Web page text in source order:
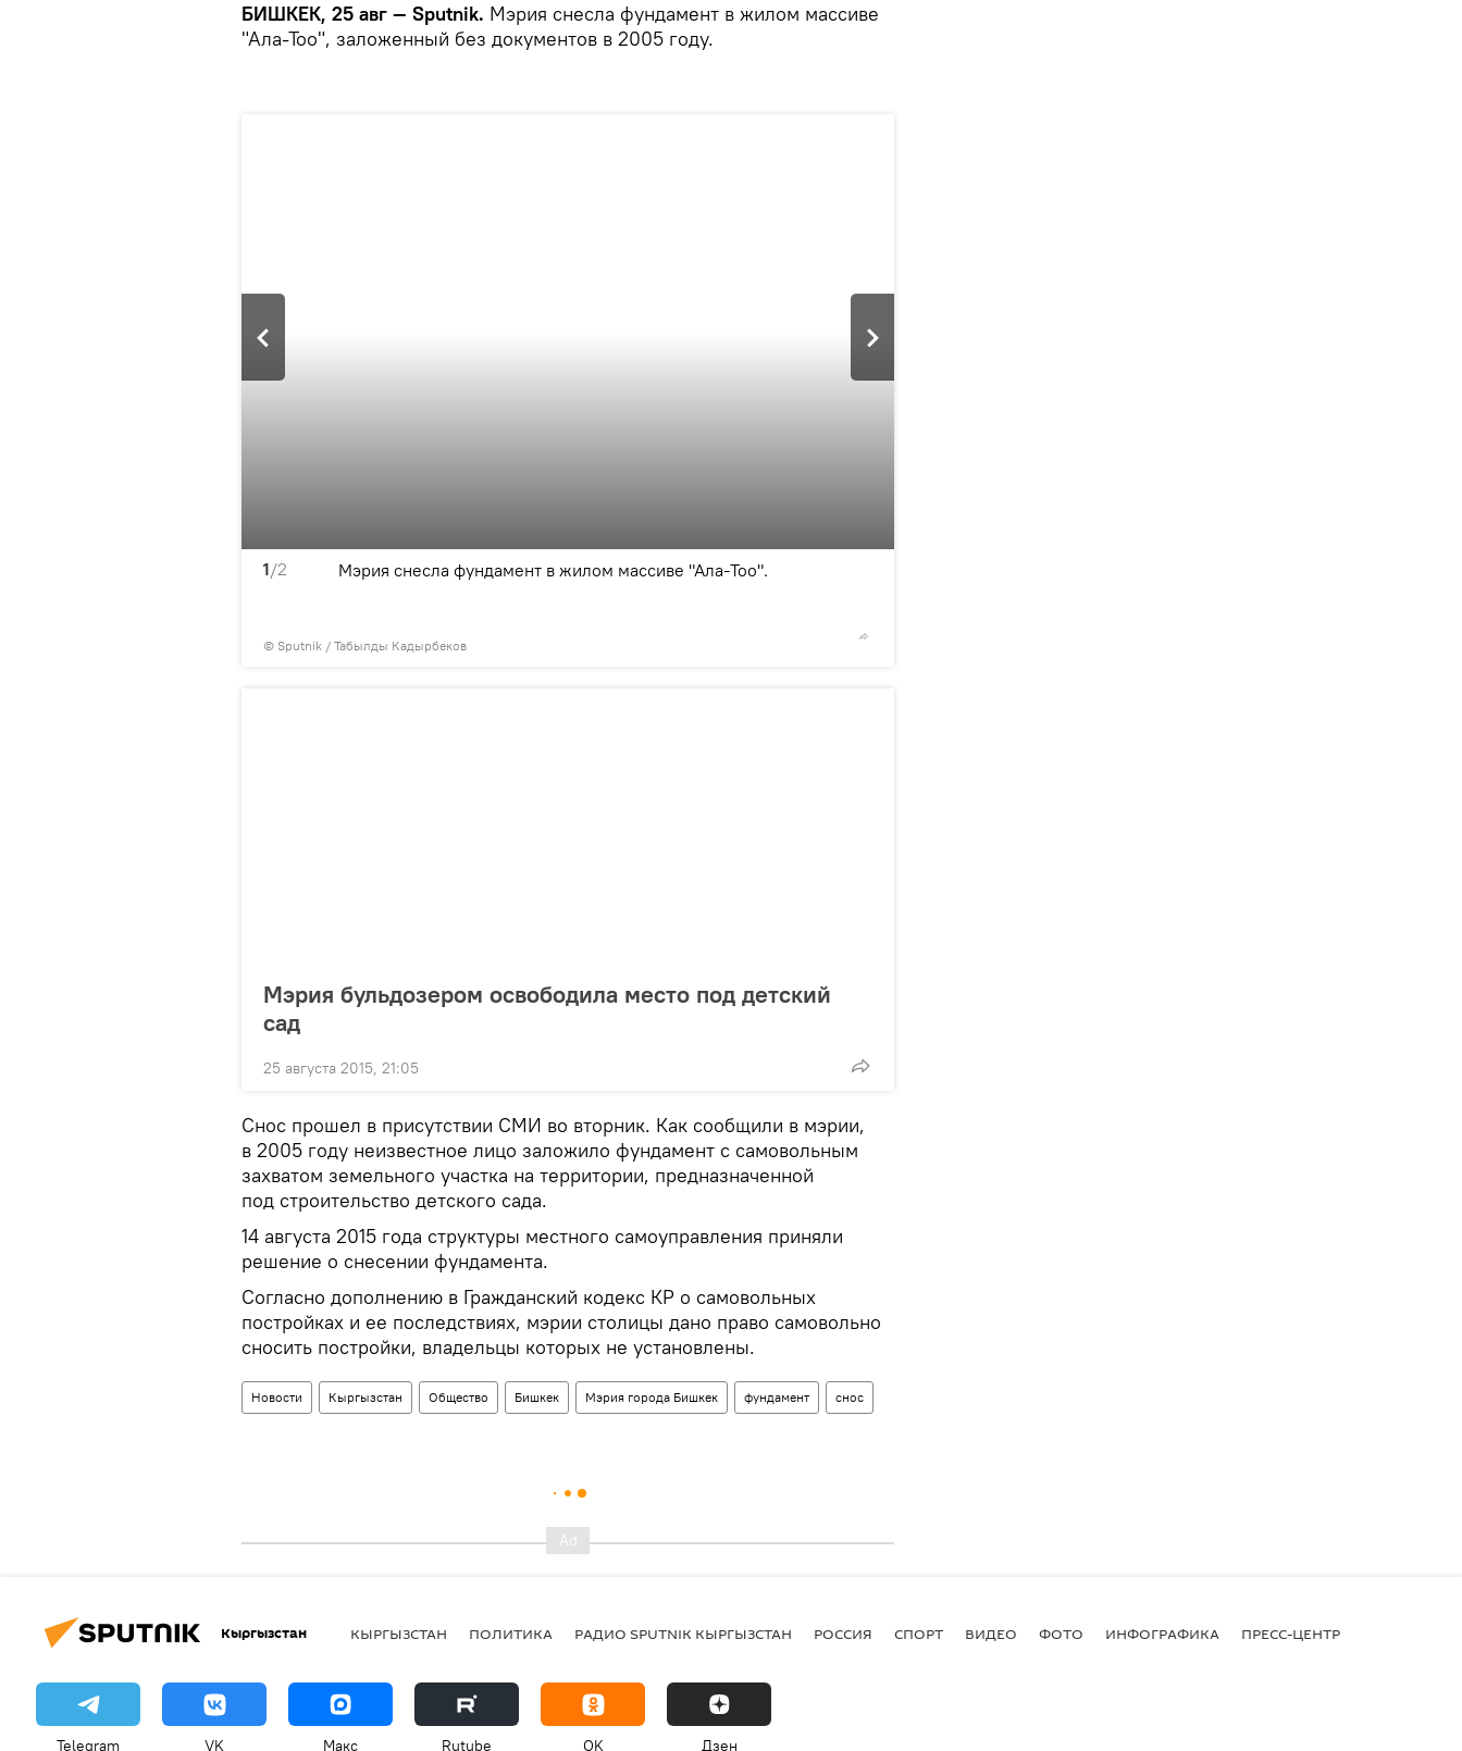
БИШКЕК, 25 авг — Sputnik. Мэрия снесла фундамент в жилом массиве
"Ала-Тоо", заложенный без документов в 2005 году.
1/2
© Sputnik / Табылды Кадырбеков
Мэрия снесла фундамент в жилом массиве "Ала-Тоо".
Мэрия бульдозером освободила место под детский
сад
25 августа 2015, 21:05
Снос прошел в присутствии СМИ во вторник. Как сообщили в мэрии,
в 2005 году неизвестное лицо заложило фундамент с самовольным
захватом земельного участка на территории, предназначенной
под строительство детского сада.
14 августа 2015 года структуры местного самоуправления приняли
решение о снесении фундамента.
Согласно дополнению в Гражданский кодекс КР о самовольных
постройках и ее последствиях, мэрии столицы дано право самовольно
сносить постройки, владельцы которых не установлены.
Новости Кыргызстан Общество Бишкек Мэрия города Бишкек фундамент снос
Кыргызстан КЫРГЫЗСТАН ПОЛИТИКА РАДИО SPUTNIK КЫРГЫЗСТАН РОССИЯ СПОРТ ВИДЕО ФОТО ИНФОГРАФИКА ПРЕСС-ЦЕНТР
Telegram VK Макс Rutube OK Дзен